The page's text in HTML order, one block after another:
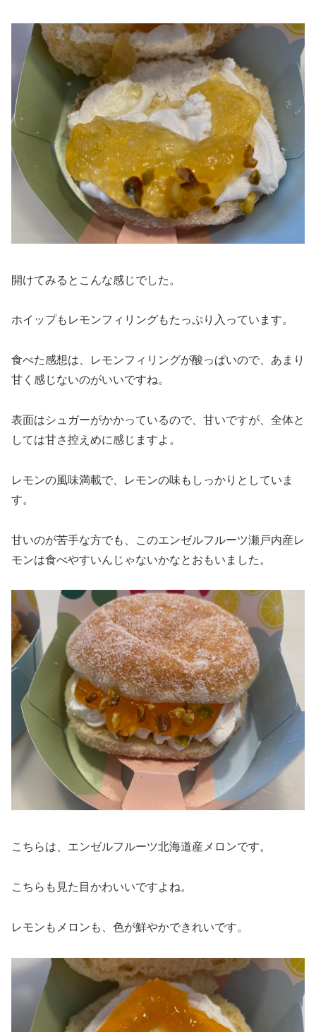
開けてみるとこんな感じでした。
ホイップもレモンフィリングもたっぷり入っています。
食べた感想は、レモンフィリングが酸っぱいので、あまり
甘く感じないのがいいですね。
表面はシュガーがかかっているので、甘いですが、全体と
しては甘さ控えめに感じますよ。
レモンの風味満載で、レモンの味もしっかりとしていま
す。
甘いのが苦手な方でも、このエンゼルフルーツ瀬戸内産レ
モンは食べやすいんじゃないかなとおもいました。
こちらは、エンゼルフルーツ北海道産メロンです。
こちらも見た目かわいいですよね。
レモンもメロンも、色が鮮やかできれいです。